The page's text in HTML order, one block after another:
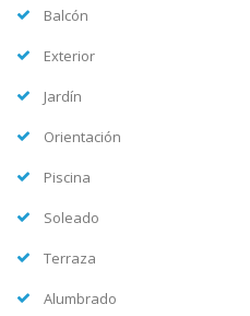
Balcón
Exterior
Jardín
Orientación
Piscina
Soleado
Terraza
Alumbrado